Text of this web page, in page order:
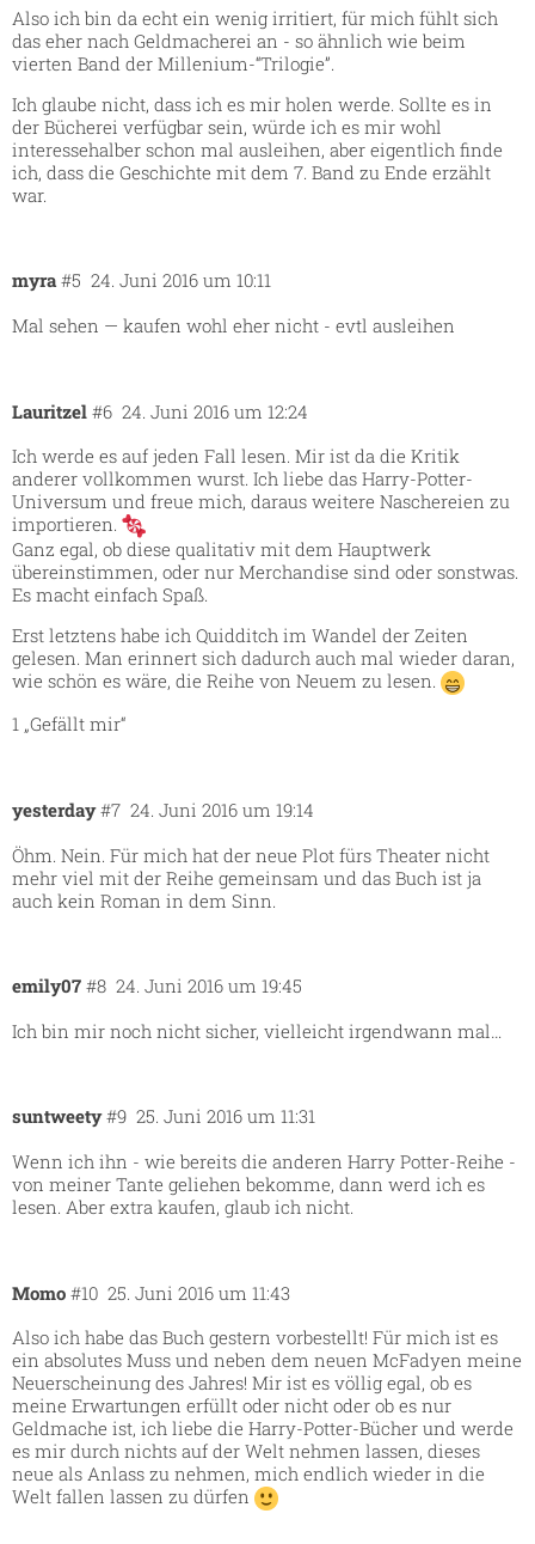
Also ich bin da echt ein wenig irritiert, für mich fühlt sich
das eher nach Geldmacherei an - so ähnlich wie beim
vierten Band der Millenium-“Trilogie”.
Ich glaube nicht, dass ich es mir holen werde. Sollte es in
der Bücherei verfügbar sein, würde ich es mir wohl
interessehalber schon mal ausleihen, aber eigentlich finde
ich, dass die Geschichte mit dem 7. Band zu Ende erzählt
war.
myra 24. Juni 2016 um 10:11
#5
Mal sehen — kaufen wohl eher nicht - evtl ausleihen
Lauritzel 24. Juni 2016 um 12:24
#6
Ich werde es auf jeden Fall lesen. Mir ist da die Kritik
anderer vollkommen wurst. Ich liebe das Harry-Potter-
Universum und freue mich, daraus weitere Naschereien zu
importieren.
Ganz egal, ob diese qualitativ mit dem Hauptwerk
übereinstimmen, oder nur Merchandise sind oder sonstwas.
Es macht einfach Spaß.
Erst letztens habe ich Quidditch im Wandel der Zeiten
gelesen. Man erinnert sich dadurch auch mal wieder daran,
wie schön es wäre, die Reihe von Neuem zu lesen.
1 „Gefällt mir“
yesterday 24. Juni 2016 um 19:14
#7
Öhm. Nein. Für mich hat der neue Plot fürs Theater nicht
mehr viel mit der Reihe gemeinsam und das Buch ist ja
auch kein Roman in dem Sinn.
emily07 24. Juni 2016 um 19:45
#8
Ich bin mir noch nicht sicher, vielleicht irgendwann mal…
suntweety 25. Juni 2016 um 11:31
#9
Wenn ich ihn - wie bereits die anderen Harry Potter-Reihe -
von meiner Tante geliehen bekomme, dann werd ich es
lesen. Aber extra kaufen, glaub ich nicht.
Momo 25. Juni 2016 um 11:43
#10
Also ich habe das Buch gestern vorbestellt! Für mich ist es
ein absolutes Muss und neben dem neuen McFadyen meine
Neuerscheinung des Jahres! Mir ist es völlig egal, ob es
meine Erwartungen erfüllt oder nicht oder ob es nur
Geldmache ist, ich liebe die Harry-Potter-Bücher und werde
es mir durch nichts auf der Welt nehmen lassen, dieses
neue als Anlass zu nehmen, mich endlich wieder in die
Welt fallen lassen zu dürfen